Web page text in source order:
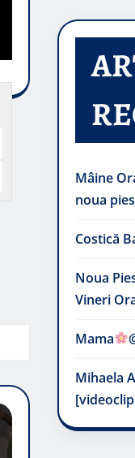
Mâine
noua
Costică
Noua
Vineri
Mama
Mihaela